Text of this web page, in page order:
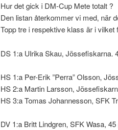
Hur det gick i DM-Cup Mete totalt ?
Den listan återkommer vi med, när
Topp tre i respektive klass är i vilket
DS 1:a Ulrika Skau, Jössefiskarna.
HS 1:a Per-Erik ”Perra” Olsson,
HS 2:a Martin Larsson,
HS 3:a Tomas Johannesson, SFK
DV 1:a Britt Lindgren, SFK Wasa, 45